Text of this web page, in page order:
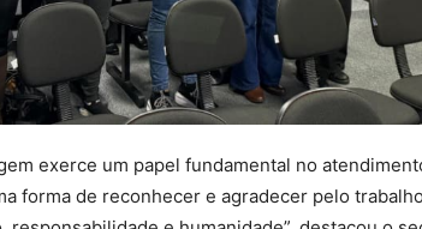
exerce um papel fundamental no
forma de reconhecer e agradecer pelo